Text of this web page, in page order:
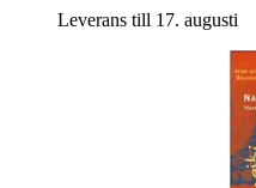
Leverans till 17. augusti